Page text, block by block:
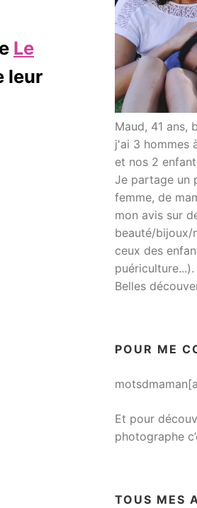
Le
leur
Maud, 41 ans,
j'ai 3 hommes
et nos 2
Je partage un
femme, de
mon avis sur
beauté/bijoux/
ceux des
puériculture...).
Belles
POUR ME
Et pour
photographe
TOUS MES